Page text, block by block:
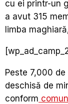
cu ei printr-un
a avut 315
limba
Peste 7,000
deschisă de
conform